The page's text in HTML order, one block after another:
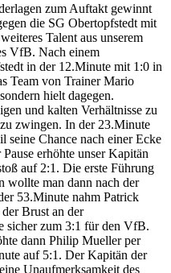
zum Auftakt gewinnt
die SG Obertopfstedt mit
Talent aus unserem
VfB. Nach einem
in der 12.Minute mit 1:0 in
Team von Trainer Mario
hielt dagegen.
und kalten Verhältnisse zu
zwingen. In der 23.Minute
Chance nach einer Ecke
erhöhte unser Kapitän
auf 2:1. Die erste Führung
wollte man dann nach der
53.Minute nahm Patrick
Brust an der
sicher zum 3:1 für den VfB.
dann Philip Mueller per
auf 5:1. Der Kapitän der
Unaufmerksamkeit des